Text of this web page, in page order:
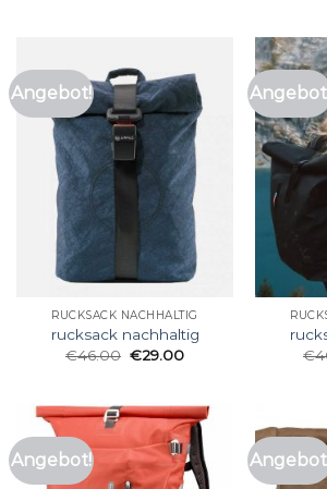
Angebot!
RUCKSACK NACHHALTIG
rucksack nachhaltig
€46.00 €29.00
€
Angebot!